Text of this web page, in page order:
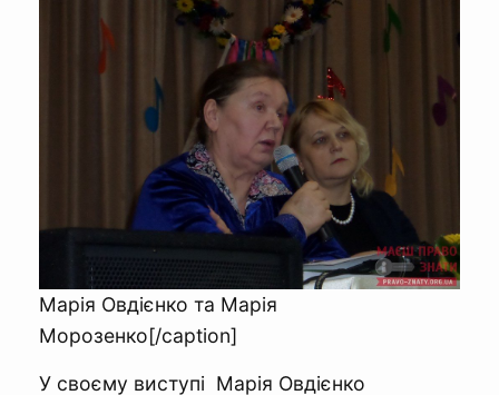
Марія Овдієнко та Марія
Морозенко[/caption]
У своєму виступі Марія Овдієнко